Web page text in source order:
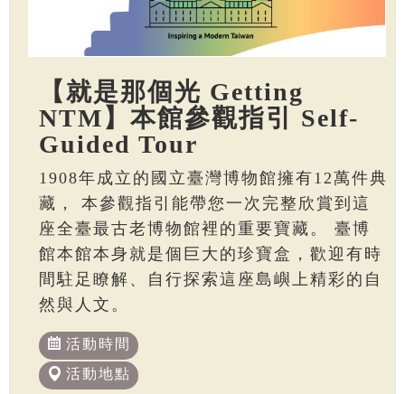
【就是那個光 Getting
NTM】本館參觀指引 Self-
Guided Tour
1908年成立的國立臺灣博物館擁有12萬件典
藏， 本參觀指引能帶您一次完整欣賞到這
座全臺最古老博物館裡的重要寶藏。 臺博
館本館本身就是個巨大的珍寶盒，歡迎有時
間駐足瞭解、自行探索這座島嶼上精彩的自
然與人文。
活動時間
活動地點